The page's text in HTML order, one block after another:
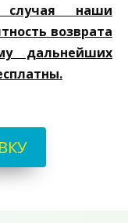
случая наши
возврата
дальнейших